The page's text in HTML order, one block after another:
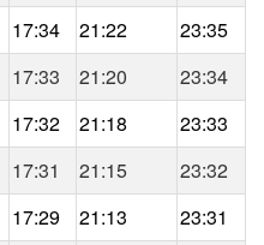
17:34 21:22
23:35
17:33 21:20
23:34
17:32 21:18
23:33
17:31 21:15
23:32
17:29 21:13
23:31